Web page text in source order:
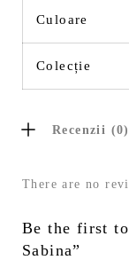
Culoare
Colecție
Recenzii (0)
There are no
Be the first to
Sabina”